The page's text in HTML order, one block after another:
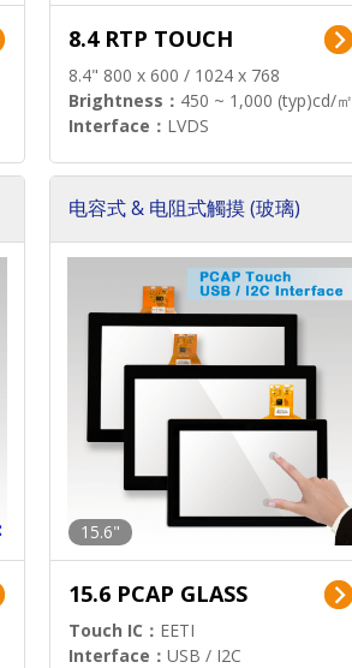
8.4 RTP TOUCH
8.4" 800 x 600 / 1024 x 768
Brightness： 450 ~ 1,000 (typ)cd/㎡
Interface： LVDS
电容式 & 电阻式觸摸 (玻璃)
15.6"
15.6 PCAP GLASS
Touch IC： EETI
Interface： USB / I2C